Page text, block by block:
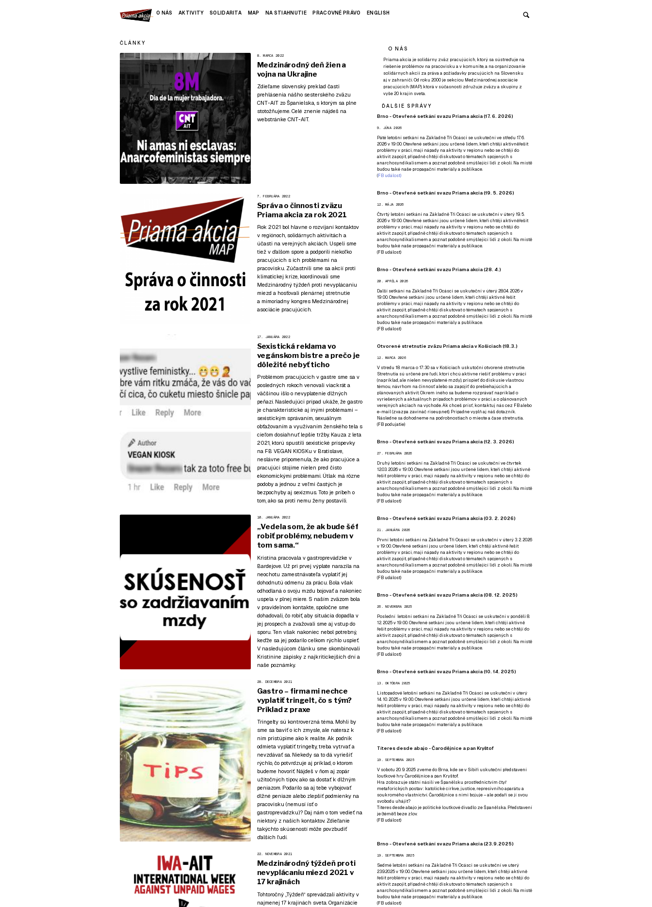
O NÁS AKTIVITY SOLIDARITA MAP NA STIAHNUTIE PRACOVNÉ PRÁVO ENGLISH
ČLÁNKY
8. MARCA 2022
Medzinárodný deň žien a
vojna na Ukrajine
Zdieľame slovenský preklad časti
prehlásenia nášho sesterského zväzu
CNT-AIT zo Španielska, s ktorým sa plne
stotožňujeme. Celé znenie nájdeš na
webstránke CNT-AIT.
7. FEBRUÁRA 2022
Správa o činnosti zväzu
Priama akcia za rok 2021
Rok 2021 bol hlavne o rozvíjaní kontaktov
v regiónoch, solidárnych aktivitách a
účasti na verejných akciách. Uspeli sme
tiež v ďalšom spore a podporili niekoľko
pracujúcich s ich problémami na
pracovisku. Zúčastnili sme sa akcií proti
klimatickej kríze, koordinovali sme
Medzinárodný týždeň proti nevyplácaniu
miezd a hosťovali plenárnej stretnutie
a mimoriadny kongres Medzinárodnej
asociácie pracujúcich.
17. JANUÁRA 2022
Sexistická reklama vo
vegánskom bistre a prečo je
dôležité nebyť ticho
Problémom pracujúcich v gastre sme sa v
posledných rokoch venovali viackrát a
väčšinou išlo o nevyplatenie dlžných
peňazí. Nasledujúci prípad ukáže, že gastro
je charakteristické aj inými problémami –
sexistickým správaním, sexuálnym
obťažovaním a využívaním ženského tela s
cieľom dosiahnuť lepšie tržby. Kauza z leta
2021, ktorú spustili sexistické príspevky
na FB VEGAN KIOSKu v Bratislave,
neslávne pripomenula, že ako pracujúce a
pracujúci stojíme nielen pred čisto
ekonomickými problémami. Útlak má rôzne
podoby a jednou z veľmi častých je
bezpochyby aj sexizmus. Toto je príbeh o
tom, ako sa proti nemu ženy postavili.
10. JANUÁRA 2022
„Vedela som, že ak bude šéf
robiť problémy, nebudem v
tom sama.“
Kristína pracovala v gastroprevádzke v
Bardejove. Už pri prvej výplate narazila na
neochotu zamestnávateľa vyplatiť jej
dohodnutú odmenu za prácu. Bola však
odhodlaná o svoju mzdu bojovať a nakoniec
uspela v plnej miere. S naším zväzom bola
v pravidelnom kontakte, spoločne sme
dohadovali, čo robiť, aby situácia dopadla v
jej prospech a zvažovali sme aj vstup do
sporu. Ten však nakoniec nebol potrebný,
keďže sa jej podarilo celkom rýchlo uspieť.
V nasledujúcom článku sme skombinovali
Kristínine zápisky z najkritickejších dní a
naše poznámky.
28. DECEMBRA 2021
Gastro – firma mi nechce
vyplatiť tringelt, čo s tým?
Príklad z praxe
Tringelty sú kontroverzná téma. Mohli by
sme sa baviť o ich zmysle, ale nateraz k
nim pristúpime ako k realite. Ak podnik
odmieta vyplatiť tringelty, treba vytrvať a
nevzdávať sa. Niekedy sa to dá vyriešiť
rýchlo, čo potvrdzuje aj príklad, o ktorom
budeme hovoriť. Nájdeš v ňom aj zopár
užitočných tipov, ako sa dostať k dlžným
peniazom. Podarilo sa aj tebe vybojovať
dlžné peniaze alebo zlepšiť podmienky na
pracovisku (nemusí ísť o
gastroprevádzku)? Daj nám o tom vedieť na
niektorý z našich kontaktov. Zdieľanie
takýchto skúseností môže povzbudiť
ďalších ľudí.
22. NOVEMBRA 2021
Medzinárodný týždeň proti
nevyplácaniu miezd 2021 v
17 krajinách
Tohtoročný „Týždeň“ sprevádzali aktivity v
najmenej 17 krajinách sveta. Organizácie
O NÁS
Priama akcia je solidárny zväz pracujúcich, ktorý sa sústreďuje na
riešenie problémov na pracovisku a v komunite, a na organizovanie
solidárnych akcií za práva a požiadavky pracujúcich na Slovensku
aj v zahraničí. Od roku 2000 je sekciou Medzinárodnej asociácie
pracujúcich (MAP), ktorá v súčasnosti združuje zväzy a skupiny z
vyše 20 krajín sveta.
ĎALŠIE SPRÁVY
Brno - Otevřené setkání svazu Priama akcia (17. 6. 2026)
9. JÚNA 2026
Páté letošní setkání na Základně Tři Ocásci se uskuteční ve středu 17. 6.
2026 v 19:00. Otevřené setkání jsou určené lidem, kteří chtějí aktivněřešit
problémy v práci, mají nápady na aktivity v regionu nebo se chtějí do
aktivit zapojit, případně chtějí diskutovat o tématech spojených s
anarchosyndikalismem a poznat podobně smýšlející lidi z okolí. Na místě
budou také naše propagační materiály a publikace.
(FB událost)
Brno - Otevřené setkání svazu Priama akcia (19. 5. 2026)
12. MÁJA 2026
Čtvrtý letošní setkání na Základně Tři Ocásci se uskuteční v úterý 19. 5.
2026 v 19:00. Otevřené setkání jsou určené lidem, kteří chtějí aktivněřešit
problémy v práci, mají nápady na aktivity v regionu nebo se chtějí do
aktivit zapojit, případně chtějí diskutovat o tématech spojených s
anarchosyndikalismem a poznat podobně smýšlející lidi z okolí. Na místě
budou také naše propagační materiály a publikace.
(FB událost)
Brno - Otevřené setkání svazu Priama akcia (28. 4.)
20. APRÍLA 2026
Další setkání na Základně Tři Ocásci se uskuteční v úterý 28.04. 2026 v
19:00. Otevřené setkání jsou určené lidem, kteří chtějí aktivně řešit
problémy v práci, mají nápady na aktivity v regionu nebo se chtějí do
aktivit zapojit, případně chtějí diskutovat o tématech spojených s
anarchosyndikalismem a poznat podobně smýšlející lidi z okolí. Na místě
budou také naše propagační materiály a publikace.
(FB událost)
Otvorené stretnutie zväzu Priama akcia v Košiciach (18.3.)
12. MARCA 2026
V stredu 18. marca o 17:30 sa v Košiciach uskutoční otvorené stretnutie.
Stretnutia sú určené pre ľudí, ktorí chcú aktívne riešiť problémy v práci
(napríklad, ale nielen nevyplatené mzdy), prispieť do diskusie vlastnou
témou, návrhom na činnosť alebo sa zapojiť do prebiehajúcich a
plánovaných aktivít. Okrem iného sa budeme rozprávať napríklad o
vyriešených a aktuálnych prípadoch problémov v práci, a o plánovaných
verejných akciach na východe. Ak chceš prísť, kontaktuj nás cez FBalebo
e-mail (zvazpa zavináč riseup.net). Prípadnevyplň aj náš dotazník.
Následne sa dohodneme na podrobnostiach o mieste a čase stretnutia.
(FB podujatie)
Brno - Otevřené setkání svazu Priama akcia (12. 3. 2026)
27. FEBRUÁRA 2026
Druhý letošní setkání na Základně Tři Ocásci se uskuteční ve čtvrtek
12.03. 2026 v 19:00. Otevřené setkání jsou určené lidem, kteří chtějí aktivně
řešit problémy v práci, mají nápady na aktivity v regionu nebo se chtějí do
aktivit zapojit, případně chtějí diskutovat o tématech spojených s
anarchosyndikalismem a poznat podobně smýšlející lidi z okolí. Na místě
budou také naše propagační materiály a publikace.
(FB událost)
Brno - Otevřené setkání svazu Priama akcia (03. 2. 2026)
21. JANUÁRA 2026
První letošní setkání na Základně Tři Ocásci se uskuteční v úterý 3. 2. 2026
v 19:00. Otevřené setkání jsou určené lidem, kteří chtějí aktivně řešit
problémy v práci, mají nápady na aktivity v regionu nebo se chtějí do
aktivit zapojit, případně chtějí diskutovat o tématech spojených s
anarchosyndikalismem a poznat podobně smýšlející lidi z okolí. Na místě
budou také naše propagační materiály a publikace.
(FB událost)
Brno - Otevřené setkání svazu Priama akcia (08. 12. 2025)
26. NOVEMBRA 2025
Poslední letošní setkání na Základně Tři Ocásci se uskuteční v ponděli 8.
12. 2025 v 19:00. Otevřené setkání jsou určené lidem, kteří chtějí aktivně
řešit problémy v práci, mají nápady na aktivity v regionu nebo se chtějí do
aktivit zapojit, případně chtějí diskutovat o tématech spojených s
anarchosyndikalismem a poznat podobně smýšlející lidi z okolí. Na místě
budou také naše propagační materiály a publikace.
(FB událost)
Brno - Otevřené setkání svazu Priama akcia (10. 14. 2025)
13. OKTÓBRA 2025
Listopadové letošní setkání na Základně Tři Ocásci se uskuteční v úterý
14. 10. 2025 v 19:00. Otevřené setkání jsou určené lidem, kteří chtějí aktivně
řešit problémy v práci, mají nápady na aktivity v regionu nebo se chtějí do
aktivit zapojit, případně chtějí diskutovat o tématech spojených s
anarchosyndikalismem a poznat podobně smýšlející lidi z okolí. Na místě
budou také naše propagační materiály a publikace.
(FB událost)
Títeres desde abajo - Čarodějnice a pan Kryštof
19. SEPTEMBRA 2025
V sobotu 20. 9. 2025 zveme do Brna, kde se v Sibiři uskuteční představení
loutkové hry Čarodějnice a pan Kryštof.
Hra zobrazuje státní násilí ve Španělsku prostřednictvím čtyř
metaforických postav: katolické církve, justice, represivního aparátu a
soukromého vlastnictví. Čarodějnice s nimi bojuje – ale podaří se jí svou
svobodu uhájit?
Títeres desde abajo je politické loutkové divadlo ze Španělska. Představení
je (téměř) beze zlov.
(FB událost)
Brno - Otevřené setkání svazu Priama akcia (23.9.2025)
19. SEPTEMBRA 2025
Sedmé letošní setkání na Základně Tři Ocásci se uskuteční ve uterý
23.9.2025 v 19:00. Otevřené setkání jsou určené lidem, kteří chtějí aktivně
řešit problémy v práci, mají nápady na aktivity v regionu nebo se chtějí do
aktivit zapojit, případně chtějí diskutovat o tématech spojených s
anarchosyndikalismem a poznat podobně smýšlející lidi z okolí. Na místě
budou také naše propagační materiály a publikace.
(FB událost)